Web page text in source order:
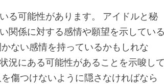
る可能性があります。 アイドルと秘
関係に対する感情や願望を示してい
ない感情を持っているかもしれな
況にある可能性があることを示唆し
傷つけないように隠さなければなら